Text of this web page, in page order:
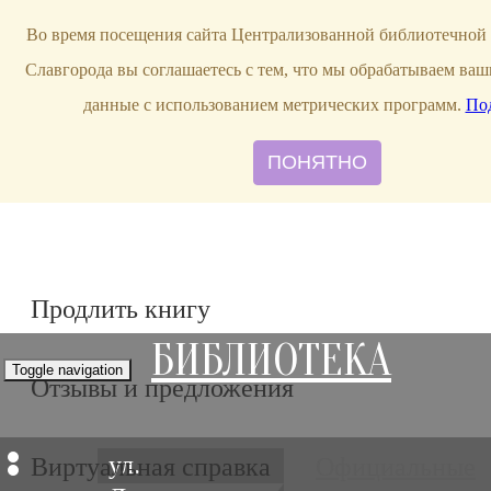
bibl-serv@mail.ru
Продлить книгу
Отзывы и предложения
Виртуальная справка
ул.
Toggle navigation БИБЛИОТЕКА
Во время посещения сайта Централизованной библиотечной
Славгорода вы соглашаетесь с тем, что мы обрабатываем
данные с использованием метрических программ.
ПОНЯТНО